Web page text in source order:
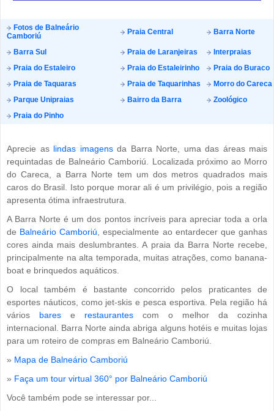
Fotos de Balneário
Camboriú
Praia Central Barra Norte
Barra Sul Praia de Laranjeiras
Interpraias
Praia do Estaleiro
Praia do Estaleirinho
Praia do Buraco
Praia de Taquaras
Praia de Taquarinhas
Morro do Careca
Parque Unipraias
Bairro da Barra
Zoológico
Praia do Pinho
Aprecie as lindas imagensda Barra Norte, uma das áreas mais
requintadas de Balneário Camboriú. Localizada próximo ao Morro
do Careca, a Barra Norte tem um dos metros quadrados mais
caros do Brasil. Isto porque morar ali é um privilégio, pois a região
apresenta ótima infraestrutura.
A Barra Norte é um dos pontos incríveis para apreciar toda a orla
de Balneário Camboriú , especialmente ao entardecer que ganhas
cores ainda mais deslumbrantes. A praia da Barra Norte recebe,
principalmente na alta temporada, muitas atrações, como banana-
boat e brinquedos aquáticos.
O local também é bastante concorrido pelos praticantes de
esportes náuticos, como jet-skis e pesca esportiva. Pela região há
vários bares e restaurantes com o melhor da cozinha
internacional. Barra Norte ainda abriga alguns hotéis e muitas lojas
para um roteiro de compras em Balneário Camboriú.
» Mapa de Balneário Camboriú
» Faça um tour virtual 360° por Balneário Camboriú
Você também pode se interessar por...